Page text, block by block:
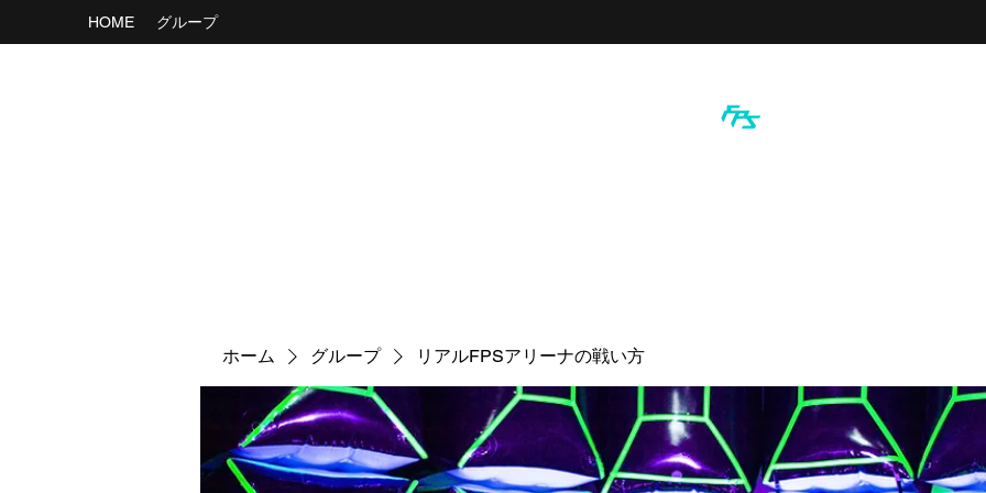
HOME グループ
ホーム グループ リアルFPSアリーナの戦い方